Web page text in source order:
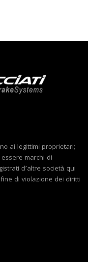
opzioni
scelte
nella
pagina
ai legittimi proprietari;
marchi di
d’altre società qui
di violazione dei diritti